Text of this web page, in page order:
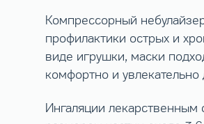
Компрессорный
профилактики острых и
виде игрушки, маски
комфортно и
Ингаляции лекарственным